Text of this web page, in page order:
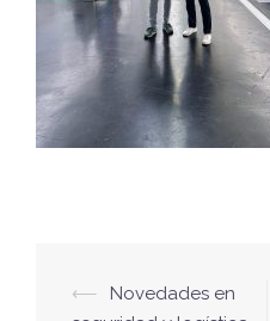
Navegación
⟵
Novedades en